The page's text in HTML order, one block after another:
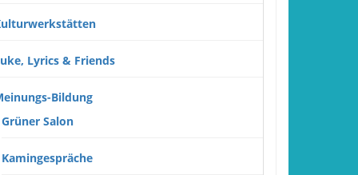
Lyrics & Friends
Bildung
Grüner Salon
Kamingespräche